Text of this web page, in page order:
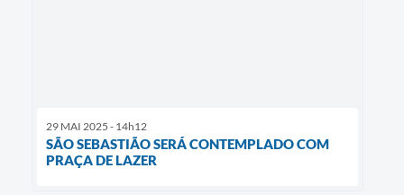
29 MAI 2025 - 14h12
SÃO SEBASTIÃO SERÁ CONTEMPLADO COM
PRAÇA DE LAZER